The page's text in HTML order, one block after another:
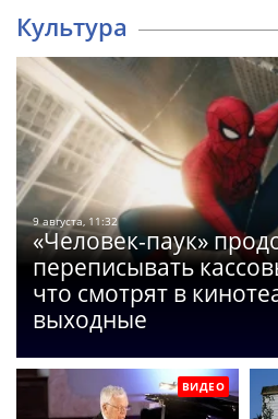
Культура
9 августа, 11:32
«Человек-паук»
переписывать
что смотрят в
выходные
ВИДЕО